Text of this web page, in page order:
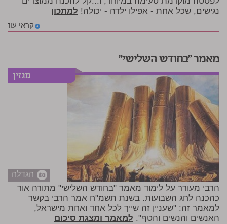
נגישים, שכל אחת - אפילו ילדה - יכולה! למתכון
קראי עוד
מאמר "בחודש השלישי"
הגדלה
הרבי מעורר על לימוד מאמר "בחודש השלישי" מתורה אור
כהכנה לחג השבועות. בשנת תשמ"ח אמר הרבי בקשר
למאמר זה: "שעניין זה שייך לכל אחד ואחת מישראל,
האנשים והנשים והטף". למאמר ומצגת סיכום